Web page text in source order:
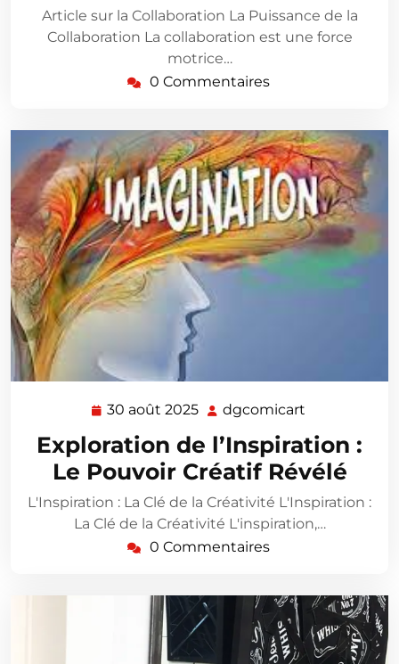
Article sur la Collaboration La Puissance de la
Collaboration La collaboration est une force
motrice…
0 Commentaires
30 août 2025 30
août
2025
dgcomicart
Exploration de l’Inspiration :
Le Pouvoir Créatif Révélé
L'Inspiration : La Clé de la Créativité L'Inspiration :
La Clé de la Créativité L'inspiration,…
0 Commentaires